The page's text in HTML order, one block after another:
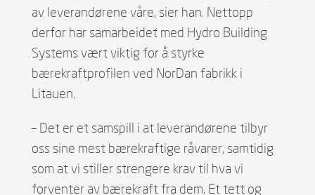
av leverandørene våre, sier han. Nettopp
derfor har samarbeidet med Hydro Building
Systems vært viktig for å styrke
bærekraftprofilen ved NorDan fabrikk i
Litauen.
– Det er et samspill i at leverandørene tilbyr
oss sine mest bærekraftige råvarer, samtidig
som at vi stiller strengere krav til hva vi
forventer av bærekraft fra dem. Et tett og